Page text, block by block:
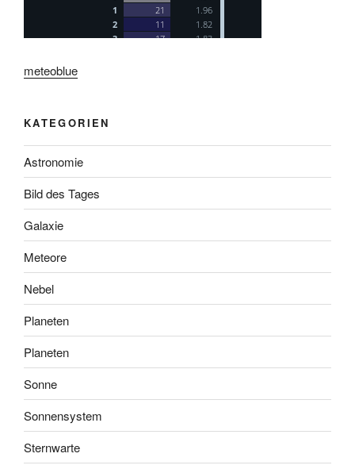
meteoblue
KATEGORIEN
Astronomie
Bild des Tages
Galaxie
Meteore
Nebel
Planeten
Planeten
Sonne
Sonnensystem
Sternwarte